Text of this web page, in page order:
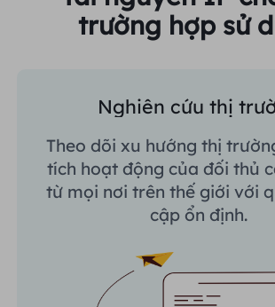
trường hợp sử
Nghiên cứu thị
Theo dõi xu hướng thị
tích hoạt động của đối thủ
từ mọi nơi trên thế giới với
cập ổn định.